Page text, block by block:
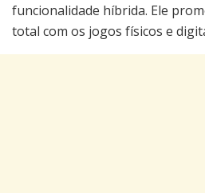
funcionalidade híbrida. Ele
total com os jogos físicos e